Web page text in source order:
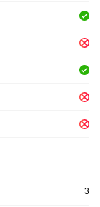
3